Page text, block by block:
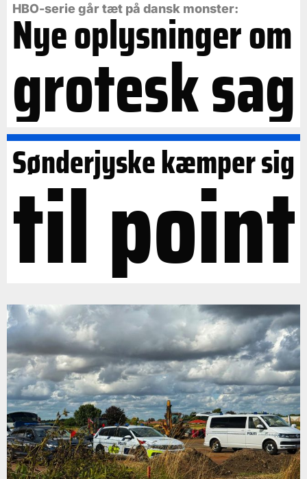
HBO-serie går tæt på dansk monster:
Nye oplysninger om
grotesk sag
Sønderjyske kæmper sig
til point